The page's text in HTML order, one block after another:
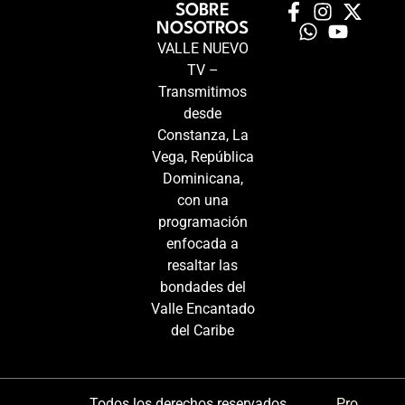
SOBRE
NOSOTROS
VALLE NUEVO
TV –
Transmitimos
desde
Constanza, La
Vega, República
Dominicana,
con una
programación
enfocada a
resaltar las
bondades del
Valle Encantado
del Caribe